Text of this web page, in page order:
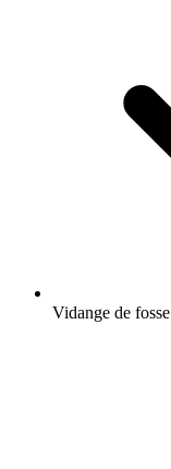
Vidange de